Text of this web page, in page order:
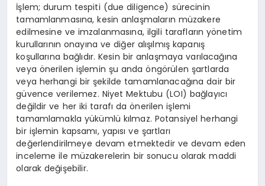
İşlem; durum tespiti (due diligence) sürecinin
tamamlanmasına, kesin anlaşmaların müzakere
edilmesine ve imzalanmasına, ilgili tarafların yönetim
kurullarının onayına ve diğer alışılmış kapanış
koşullarına bağlıdır. Kesin bir anlaşmaya varılacağına
veya önerilen işlemin şu andaöngörülen şartlarda
veya herhangi bir şekilde tamamlanacağına dair bir
güvence verilemez. Niyet Mektubu (LOI) bağlayıcı
değildir ve her iki tarafıdaönerilen işlemi
tamamlamakla yükümlü kılmaz. Potansiyel herhangi
bir işlemin kapsamı, yapısıve şartları
değerlendirilmeye devam etmektedir ve devam eden
inceleme ile müzakerelerin bir sonucu olarak maddi
olarak değişebilir.